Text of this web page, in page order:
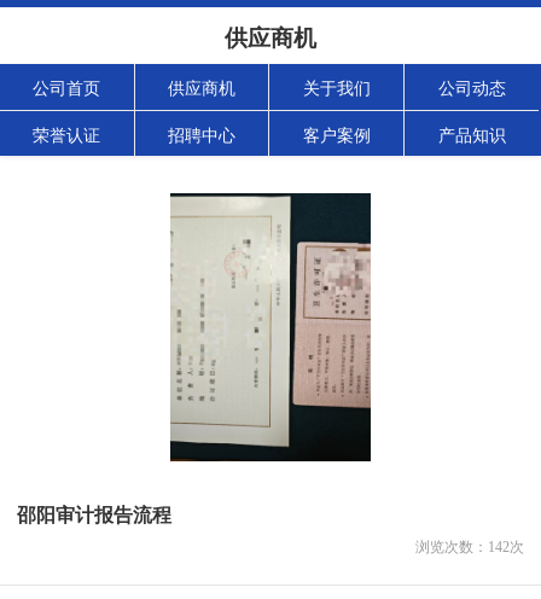
供应商机
公司首页 供应商机 关于我们 公司动态
荣誉认证 招聘中心 客户案例 产品知识
邵阳审计报告流程
浏览次数： 142次